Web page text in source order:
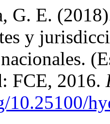
G. E.
y
FCE, 2016.
10.25100/